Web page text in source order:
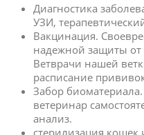
Диагностика
УЗИ,
Вакцинация.
надежной защиты
Ветврачи нашей
расписание
Забор
ветеринар
анализ.
стерилизация кошек